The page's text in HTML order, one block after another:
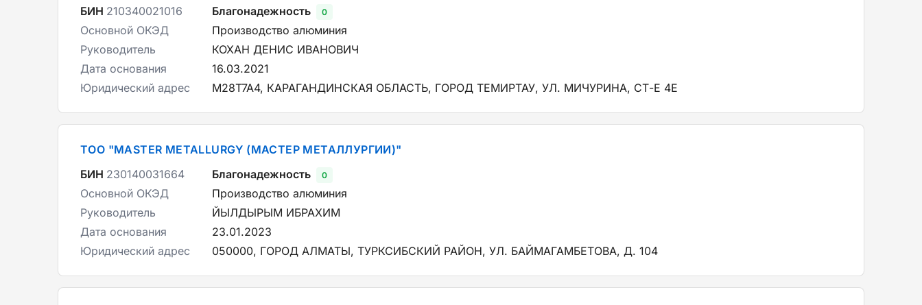
БИН 210340021016 Благонадежность 0
Основной ОКЭД
Производство алюминия
Руководитель
КОХАН ДЕНИС ИВАНОВИЧ
Дата основания
16.03.2021
Юридический адрес
M28T7A4, КАРАГАНДИНСКАЯ ОБЛАСТЬ, ГОРОД ТЕМИРТАУ, УЛ. МИЧУРИНА, СТ-Е 4Е
ТОО "MASTER METALLURGY (МАСТЕР МЕТАЛЛУРГИИ)"
БИН 230140031664 Благонадежность 0
Основной ОКЭД
Производство алюминия
Руководитель
ЙЫЛДЫРЫМ ИБРАХИМ
Дата основания
23.01.2023
Юридический адрес
050000, ГОРОД АЛМАТЫ, ТУРКСИБСКИЙ РАЙОН, УЛ. БАЙМАГАМБЕТОВА, Д. 104